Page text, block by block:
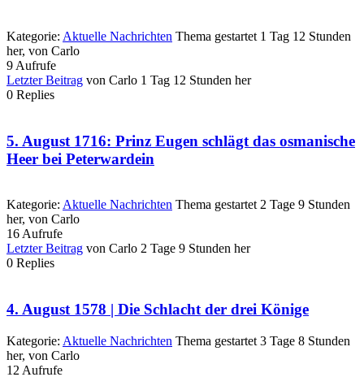
Kategorie: Aktuelle Nachrichten Thema gestartet 1 Tag 12 Stunden
her, von Carlo
9 Aufrufe
Letzter Beitrag von Carlo 1 Tag 12 Stunden her
0 Replies
5. August 1716: Prinz Eugen schlägt das osmanische
Heer bei Peterwardein
Kategorie: Aktuelle Nachrichten Thema gestartet 2 Tage 9 Stunden
her, von Carlo
16 Aufrufe
Letzter Beitrag von Carlo 2 Tage 9 Stunden her
0 Replies
4. August 1578 | Die Schlacht der drei Könige
Kategorie: Aktuelle Nachrichten Thema gestartet 3 Tage 8 Stunden
her, von Carlo
12 Aufrufe